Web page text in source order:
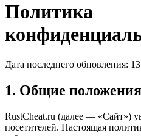
Политика
Дата последнего обновления:
1. Общие положения
RustCheat.ru (далее — «Сайт»)
посетителей. Настоящая